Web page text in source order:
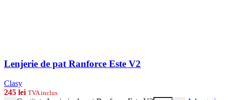
Lenjerie de pat Ranforce Este V2
Clasy
245 lei TVA inclus